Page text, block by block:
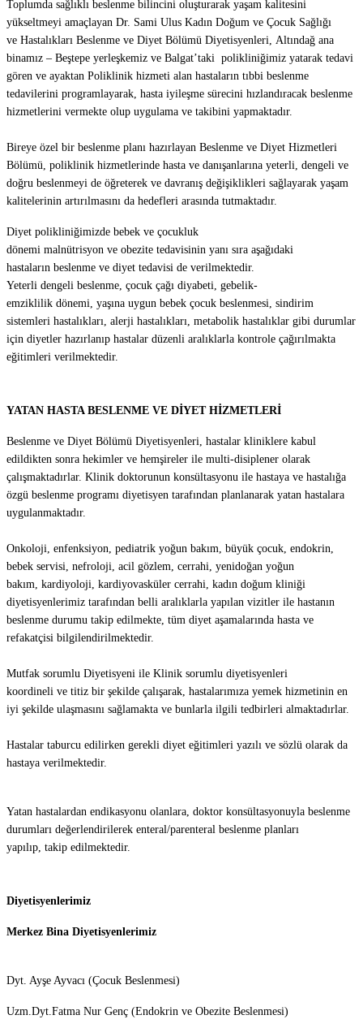
Toplumda sağlıklı beslenme bilincini oluşturarak yaşam kalitesini
yükseltmeyi amaçlayan Dr. Sami Ulus Kadın Doğum ve Çocuk Sağlığı
ve Hastalıkları Beslenme ve Diyet Bölümü Diyetisyenleri, Altındağ ana
binamız – Beştepe yerleşkemiz ve Balgat’taki polikliniğimiz yatarak tedavi
gören ve ayaktan Poliklinik hizmeti alan hastaların tıbbi beslenme
tedavilerini programlayarak, hasta iyileşme sürecini hızlandıracak beslenme
hizmetlerini vermekte olup uygulama ve takibini yapmaktadır.
Bireye özel bir beslenme planı hazırlayan Beslenme ve Diyet Hizmetleri
Bölümü, poliklinik hizmetlerinde hasta ve danışanlarına yeterli, dengeli ve
doğru beslenmeyi de öğreterek ve davranış değişiklikleri sağlayarak yaşam
kalitelerinin artırılmasını da hedefleri arasında tutmaktadır.
Diyet polikliniğimizde bebek ve çocukluk
dönemi malnütrisyon ve obezite tedavisinin yanı sıra aşağıdaki
hastaların beslenme ve diyet tedavisi de verilmektedir.
Yeterli dengeli beslenme, çocuk çağı diyabeti, gebelik-
emziklilik dönemi, yaşına uygun bebek çocuk beslenmesi, sindirim
sistemleri hastalıkları, alerji hastalıkları, metabolik hastalıklar gibi durumlar
için diyetler hazırlanıp hastalar düzenli aralıklarla kontrole çağırılmakta
eğitimleri verilmektedir.
YATAN HASTA BESLENME VE DİYET HİZMETLERİ
Beslenme ve Diyet Bölümü Diyetisyenleri, hastalar kliniklere kabul
edildikten sonra hekimler ve hemşireler ile multi-disiplener olarak
çalışmaktadırlar. Klinik doktorunun konsültasyonu ile hastaya ve hastalığa
özgü beslenme programı diyetisyen tarafından planlanarak yatan hastalara
uygulanmaktadır.
Onkoloji, enfenksiyon, pediatrik yoğun bakım, büyük çocuk, endokrin,
bebek servisi, nefroloji, acil gözlem, cerrahi, yenidoğan yoğun
bakım, kardiyoloji, kardiyovasküler cerrahi, kadın doğum kliniği
diyetisyenlerimiz tarafından belli aralıklarla yapılan vizitler ile hastanın
beslenme durumu takip edilmekte, tüm diyet aşamalarında hasta ve
refakatçisi bilgilendirilmektedir.
Mutfak sorumlu Diyetisyeni ile Klinik sorumlu diyetisyenleri
koordineli ve titiz bir şekilde çalışarak, hastalarımıza yemek hizmetinin en
iyi şekilde ulaşmasını sağlamakta ve bunlarla ilgili tedbirleri almaktadırlar.
Hastalar taburcu edilirken gerekli diyet eğitimleri yazılı ve sözlü olarak da
hastaya verilmektedir.
Yatan hastalardan endikasyonu olanlara, doktor konsültasyonuyla beslenme
durumları değerlendirilerek enteral/parenteral beslenme planları
yapılıp, takip edilmektedir.
Diyetisyenlerimiz
Merkez Bina Diyetisyenlerimiz
Dyt. Ayşe Ayvacı (Çocuk Beslenmesi)
Uzm.Dyt.Fatma Nur Genç (Endokrin ve Obezite Beslenmesi)